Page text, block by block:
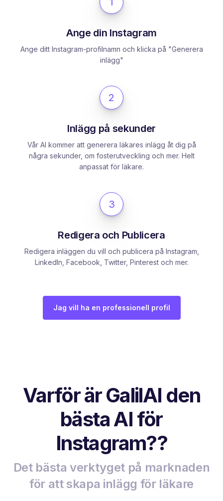
Ange din Instagram
Ange ditt Instagram-profilnamn och klicka på "Generera
inlägg"
2
Inlägg på sekunder
Vår AI kommer att generera läkares inlägg åt dig på
några sekunder, om fosterutveckling och mer. Helt
anpassat för läkare.
3
Redigera och Publicera
Redigera inläggen du vill och publicera på Instagram,
LinkedIn, Facebook, Twitter, Pinterest och mer.
Jag vill ha en professionell profil
Varför är GalilAI den
bästa AI för
Instagram??
Det bästa verktyget på marknaden
för att skapa inlägg för läkare